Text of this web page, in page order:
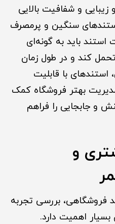
و شفافیت بالایی
استندهای سنگین و پرمصرف
باید به گونه‌ای
کند و در طول زمان
با قابلیت
بهتر فروشگاه کمک
و جابجایی را فراهم
و
بررسی تجربه
اهمیت دارد.